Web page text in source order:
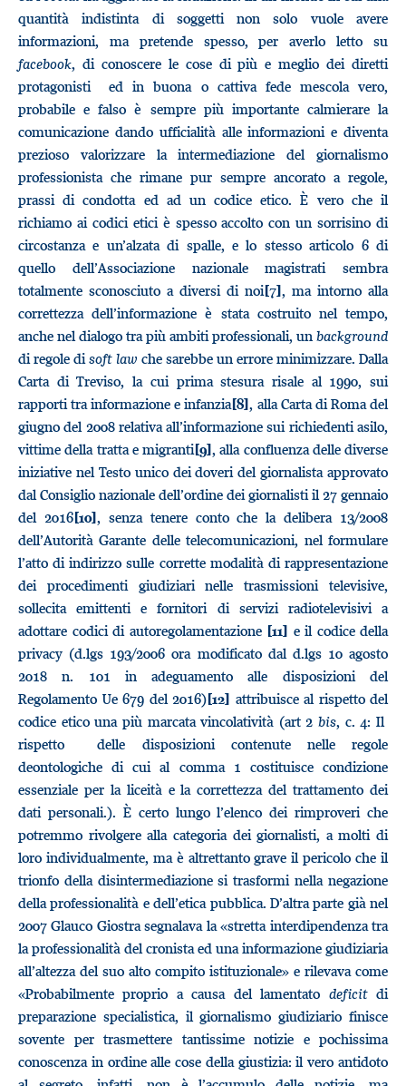
quantità indistinta di soggetti non solo vuole avere
informazioni, ma pretende spesso, per averlo letto su
facebook, di conoscere le cose di più e meglio dei diretti
protagonisti ed in buona o cattiva fede mescola vero,
probabile e falso è sempre più importante calmierare la
comunicazione dando ufficialità alle informazioni e diventa
prezioso valorizzare la intermediazione del giornalismo
professionista che rimane pur sempre ancorato a regole,
prassi di condotta ed ad un codice etico. È vero che il
richiamo ai codici etici è spesso accolto con un sorrisino di
circostanza e un’alzata di spalle, e lo stesso articolo 6 di
quello dell’Associazione nazionale magistrati sembra
totalmente sconosciuto a diversi di noi[7], ma intorno alla
correttezza dell’informazione è stata costruito nel tempo,
anche nel dialogo tra più ambiti professionali, un background
di regole disoft law che sarebbe un errore minimizzare. Dalla
Carta di Treviso, la cui prima stesura risale al 1990, sui
rapporti tra informazione e infanzia[8], alla Carta di Roma del
giugno del 2008 relativa all’informazione sui richiedenti asilo,
vittime della tratta e migranti[9], alla confluenza delle diverse
iniziative nel Testo unico dei doveri del giornalista approvato
dal Consiglio nazionale dell’ordine dei giornalisti il 27 gennaio
del 2016[10], senza tenere conto che la delibera 13/2008
dell’Autorità Garante delle telecomunicazioni, nel formulare
l’atto di indirizzo sulle corrette modalità di rappresentazione
dei procedimenti giudiziari nelle trasmissioni televisive,
sollecita emittenti e fornitori di servizi radiotelevisivi a
adottare codici di autoregolamentazione [11] e il codice della
privacy (d.lgs 193/2006 ora modificato dal d.lgs 10 agosto
2018 n. 101 in adeguamento alle disposizioni del
Regolamento Ue 679 del 2016)[12] attribuisce al rispetto del
codice etico una più marcata vincolatività (art 2bis, c. 4: Il
rispetto delle disposizioni contenute nelle regole
deontologiche di cui al comma 1 costituisce condizione
essenziale per la liceità e la correttezza del trattamento dei
dati personali.). È certo lungo l’elenco dei rimproveri che
potremmo rivolgere alla categoria dei giornalisti, a molti di
loro individualmente, ma è altrettanto grave il pericolo che il
trionfo della disintermediazione si trasformi nella negazione
della professionalità e dell’etica pubblica. D’altra parte già nel
2007 Glauco Giostra segnalava la «stretta interdipendenza tra
la professionalità del cronista ed una informazione giudiziaria
all’altezza del suo alto compito istituzionale» e rilevava come
«Probabilmente proprio a causa del lamentato deficitdi
preparazione specialistica, il giornalismo giudiziario finisce
sovente per trasmettere tantissime notizie e pochissima
conoscenza in ordine alle cose della giustizia: il vero antidoto